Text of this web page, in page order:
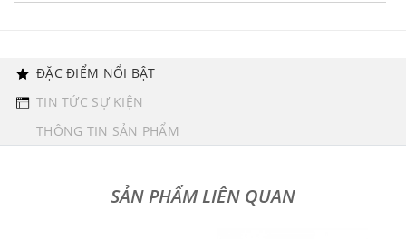
ĐẶC ĐIỂM NỔI BẬT
TIN TỨC SỰ KIỆN
THÔNG TIN SẢN PHẨM